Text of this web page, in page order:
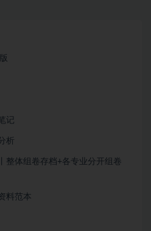
记
析
整体组卷存档+各专业分开组卷
料范本